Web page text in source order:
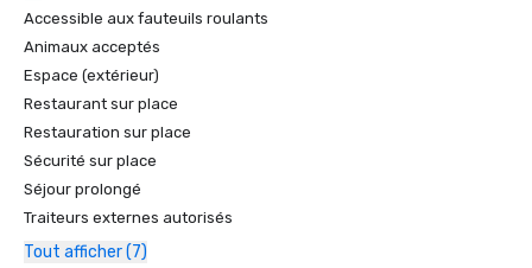
Accessible aux fauteuils roulants
Animaux acceptés
Espace (extérieur)
Restaurant sur place
Restauration sur place
Sécurité sur place
Séjour prolongé
Traiteurs externes autorisés
Tout afficher (7)